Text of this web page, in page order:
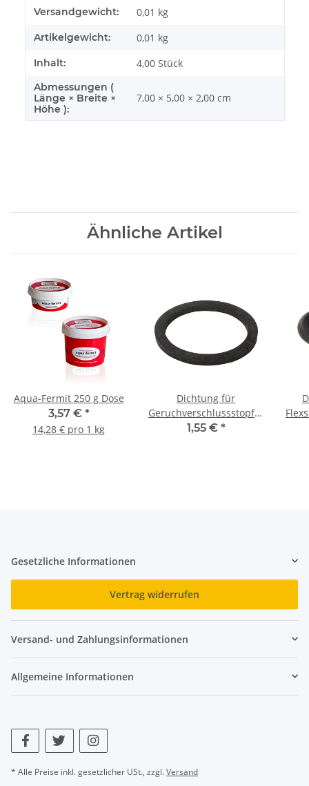
Produkteigenschaft
Wert
Versandgewicht: 0,01 kg
Artikelgewicht: 0,01 kg
Inhalt: 4,00 Stück
Abmessungen (
Länge × Breite ×
Höhe ):
7,00 × 5,00 × 2,00 cm
Ähnliche Artikel
Aqua-Fermit 250 g Dose
3,57 € *
14,28 € pro 1 kg
Dichtung für
Geruchverschlussstopfen
1"
1,55 € *
Gesetzliche Informationen
Vertrag widerrufen
Versand- und Zahlungsinformationen
Allgemeine Informationen
* Alle Preise inkl. gesetzlicher USt., zzgl.Versand